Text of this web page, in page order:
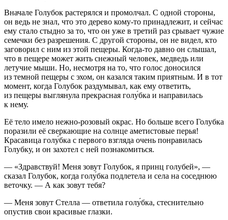
Вначале Голубок растерялся и промолчал. С одной стороны,
он ведь не знал, что это дерево кому-то принадлежит, и сейчас
ему стало стыдно за то, что он уже в третий раз срывает чужие
семечки без разрешения. С другой стороны, он не видел, кто
заговорил с ним из этой пещеры. Когда-то давно он слышал,
что в пещере может жить снежный человек, медведь или
летучие мыши. Но, несмотря на то, что голос доносился
из темной пещеры с эхом, он казался таким приятным. И в тот
момент, когда Голубок раздумывал, как ему ответить,
из пещеры выглянула прекрасная голу́бка и направилась
к нему.
Её тело имело нежно-розовый окрас. Но больше всего Голубка
поразили её сверкающие на солнце аметистовые перья!
Красавица голу́бка с первого взгляда очень понравилась
Голубку, и он захотел с ней познакомиться.
— «Здравствуй! Меня зовут Голубок, я принц голубей», —
сказал Голубок, когда голу́бка подлетела и села на соседнюю
веточку. — А как зовут тебя?
— Меня зовут Стелла — ответила голу́бка, стеснительно
опустив свои красивые глазки.